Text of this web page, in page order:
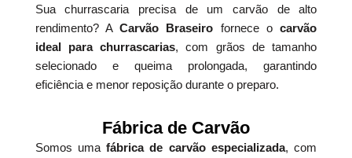
Sua churrascaria precisa de um carvão de alto
rendimento? ACarvão Braseiro fornece ocarvão
ideal para churrascarias, com grãos de tamanho
selecionado e queima prolongada, garantindo
eficiência e menor reposição durante o preparo.
Fábrica de Carvão
Somos umafábrica de carvão especializada, com